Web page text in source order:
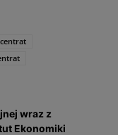
wraz z
Ekonomiki